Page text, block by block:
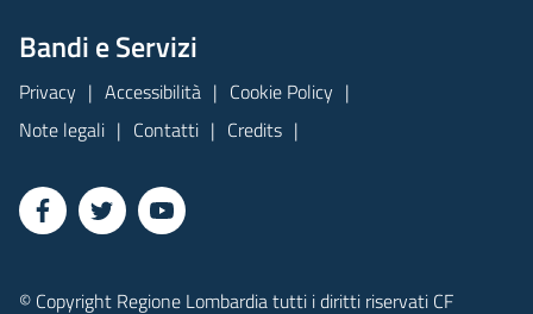
Bandi e Servizi
Privacy Accessibilità
Cookie Policy
Note legali
Contatti Credits
© Copyright Regione Lombardia tutti i diritti riservati CF